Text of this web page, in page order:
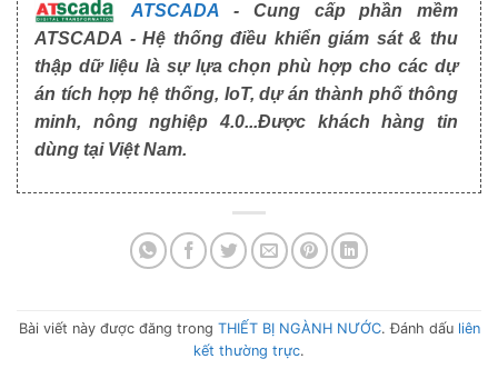
ATSCADA - Cung cấp phần mềm
ATSCADA - Hệ thống điều khiển giám sát & thu
thập dữ liệu là sự lựa chọn phù hợp cho các dự
án tích hợp hệ thống, IoT, dự án thành phố thông
minh, nông nghiệp 4.0...Được khách hàng tin
dùng tại Việt Nam.
Bài viết này được đăng trong THIẾT BỊ NGÀNH NƯỚC. Đánh dấu liên
kết thường trực.